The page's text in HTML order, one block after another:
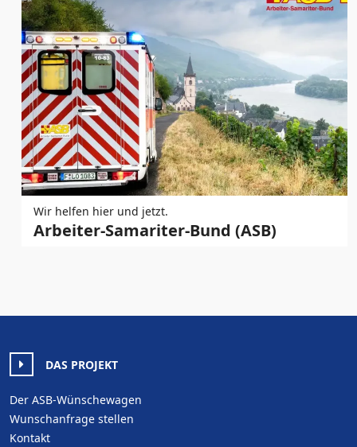
Wir helfen hier und jetzt.
Arbeiter-Samariter-Bund (ASB)
DAS PROJEKT
Der ASB-Wünschewagen
Wunschanfrage stellen
Kontakt